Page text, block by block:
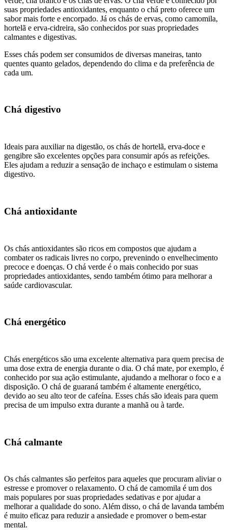
suas propriedades antioxidantes, enquanto o chá preto oferece um
sabor mais forte e encorpado. Já os chás de ervas, como camomila,
hortelã e erva-cidreira, são conhecidos por suas propriedades
calmantes e digestivas.
Esses chás podem ser consumidos de diversas maneiras, tanto
quentes quanto gelados, dependendo do clima e da preferência de
cada um.
Chá digestivo
Ideais para auxiliar na digestão, os chás de hortelã, erva-doce e
gengibre são excelentes opções para consumir após as refeições.
Eles ajudam a reduzir a sensação de inchaço e estimulam o sistema
digestivo.
Chá antioxidante
Os chás antioxidantes são ricos em compostos que ajudam a
combater os radicais livres no corpo, prevenindo o envelhecimento
precoce e doenças. O chá verde é o mais conhecido por suas
propriedades antioxidantes, sendo também ótimo para melhorar a
saúde cardiovascular.
Chá energético
Chás energéticos são uma excelente alternativa para quem precisa de
uma dose extra de energia durante o dia. O chá mate, por exemplo, é
conhecido por sua ação estimulante, ajudando a melhorar o foco e a
disposição. O chá de guaraná também é altamente energético,
devido ao seu alto teor de cafeína. Esses chás são ideais para quem
precisa de um impulso extra durante a manhã ou à tarde.
Chá calmante
Os chás calmantes são perfeitos para aqueles que procuram aliviar o
estresse e promover o relaxamento. O chá de camomila é um dos
mais populares por suas propriedades sedativas e por ajudar a
melhorar a qualidade do sono. Além disso, o chá de lavanda também
é muito eficaz para reduzir a ansiedade e promover o bem-estar
mental.